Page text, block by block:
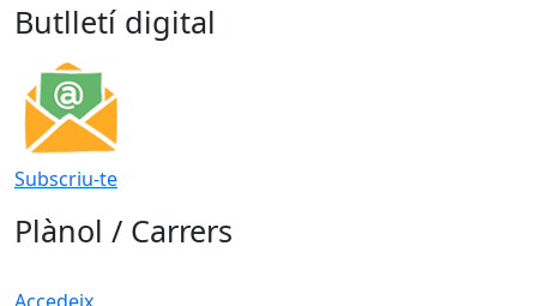
Butlletí digital
Subscriu-te
Plànol / Carrers